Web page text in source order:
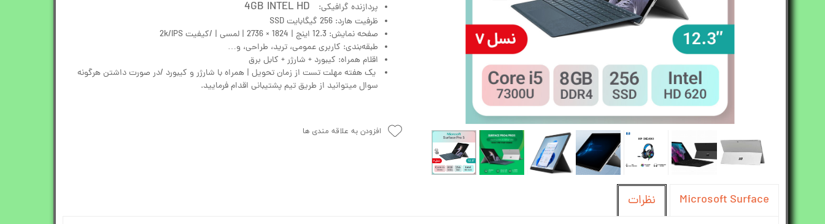
پردازنده گرافیکی:
ظرفیت هارد: 256 گیگابایت SSD
صفحه نمایش: 12.3 اینچ | 1824 × 2736 | لمسی | /کیفیت 2k/IPS
طبقه‌بندی: کاربری عمومی، ترید، طراحی، و…
اقلام همراه: کیبورد + شارژر + کابل برق
یک هفته مهلت تست از زمان تحویل | همراه با شارژر و کیبورد /در صورت داشتن هرگونه
سوال میتوانید از طریق تیم پشتیبانی اقدام فرمایید.
افزودن به علاقه مندی ها
Microsoft Surface
نظرات